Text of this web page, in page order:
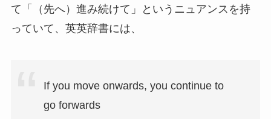
て「（先へ）進み続けて」というニュアンスを持
っていて、英英辞書には、
If you move onwards, you continue to
go forwards